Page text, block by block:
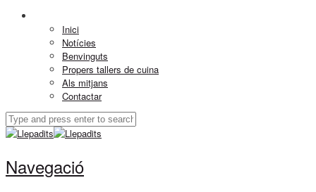
Inici
Notícies
Benvinguts
Propers tallers de cuina
Als mitjans
Contactar
Navegació